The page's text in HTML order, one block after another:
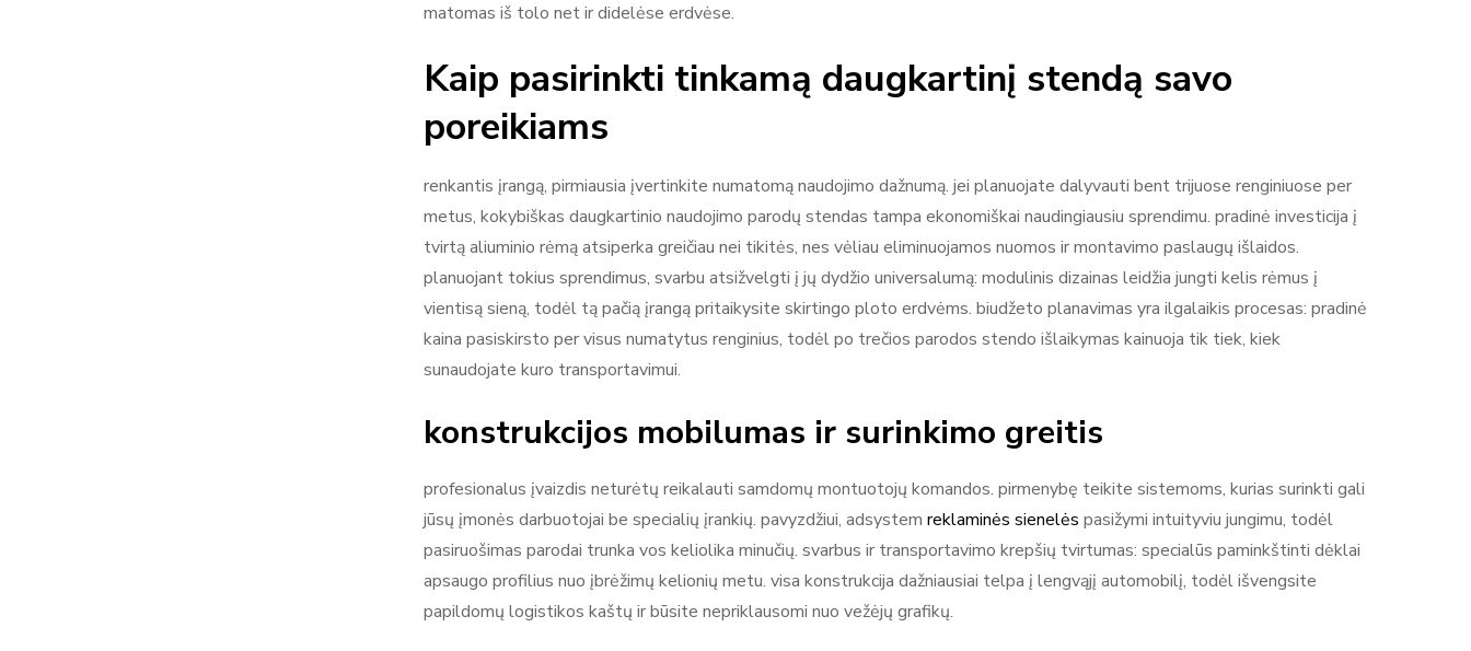
matomas iš tolo net ir didelėse erdvėse.
Kaip pasirinkti tinkamą daugkartinį stendą savo
poreikiams
renkantis įrangą, pirmiausia įvertinkite numatomą naudojimo dažnumą. jei planuojate dalyvauti bent trijuose renginiuose per
metus, kokybiškas daugkartinio naudojimo parodų stendas tampa ekonomiškai naudingiausiu sprendimu. pradinė investicija į
tvirtą aliuminio rėmą atsiperka greičiau nei tikitės, nes vėliau eliminuojamos nuomos ir montavimo paslaugų išlaidos.
planuojant tokius sprendimus, svarbu atsižvelgti į jų dydžio universalumą: modulinis dizainas leidžia jungti kelis rėmus į
vientisą sieną, todėl tą pačią įrangą pritaikysite skirtingo ploto erdvėms. biudžeto planavimas yra ilgalaikis procesas: pradinė
kaina pasiskirsto per visus numatytus renginius, todėl po trečios parodos stendo išlaikymas kainuoja tik tiek, kiek
sunaudojate kuro transportavimui.
konstrukcijos mobilumas ir surinkimo greitis
profesionalus įvaizdis neturėtų reikalauti samdomų montuotojų komandos. pirmenybę teikite sistemoms, kurias surinkti gali
jūsų įmonės darbuotojai be specialių įrankių. pavyzdžiui, adsystem reklaminės sienelės pasižymi intuityviu jungimu, todėl
pasiruošimas parodai trunka vos keliolika minučių. svarbus ir transportavimo krepšių tvirtumas: specialūs paminkštinti dėklai
apsaugo profilius nuo įbrėžimų kelionių metu. visa konstrukcija dažniausiai telpa į lengvąjį automobilį, todėl išvengsite
papildomų logistikos kaštų ir būsite nepriklausomi nuo vežėjų grafikų.